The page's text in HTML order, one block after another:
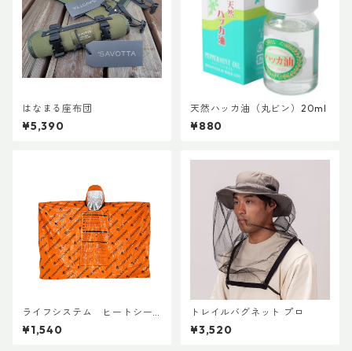
はなまる座布団
¥5,390
天然ハッカ油（丸ビン）20ml
¥880
ライフシステム ヒートシー
ルドポンチョ
¥1,540
トレイルバグネット プロ
¥3,520